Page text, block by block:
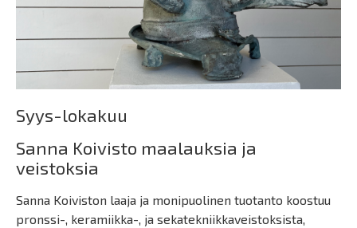
Syys-lokakuu
Sanna Koivisto maalauksia ja
veistoksia
Sanna Koiviston laaja ja monipuolinen tuotanto koostuu
pronssi-, keramiikka-, ja sekatekniikkaveistoksista,